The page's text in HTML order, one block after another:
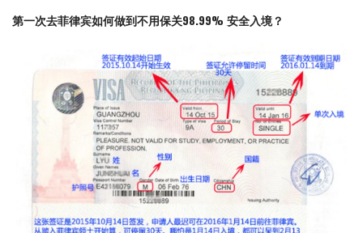
第一次去菲律宾如何做到不用保关98.99% 安全入境？